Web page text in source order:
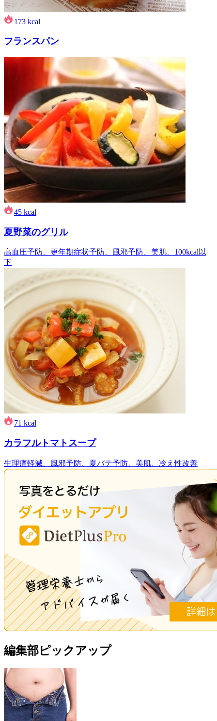
173 kcal
フランスパン
45 kcal
夏野菜のグリル
高血圧予防、更年期症状予防、風邪予防、美肌、100kcal以
下
71 kcal
カラフルトマトスープ
生理痛軽減、風邪予防、夏バテ予防、美肌、冷え性改善
編集部ピックアップ